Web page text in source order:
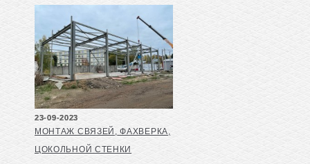
23-09-2023
МОНТАЖ СВЯЗЕЙ, ФАХВЕРКА,
ЦОКОЛЬНОЙ СТЕНКИ